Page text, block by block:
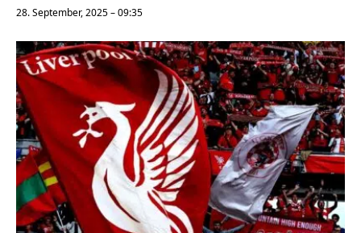
28. September, 2025 – 09:35